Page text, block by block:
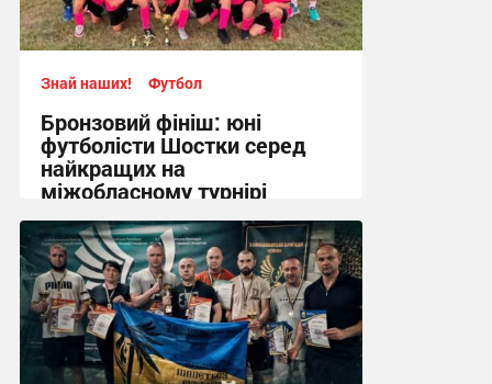
Знай наших! Футбол
Бронзовий фініш: юні
футболісти Шостки серед
найкращих на
міжобласному турнірі
11:57, 4.08.2026